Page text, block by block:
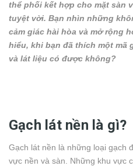
thể phối kết hợp cho mặt sàn
tuyệt vời. Bạn nhìn những
cảm giác hài hòa và mở rộng
hiểu, khi bạn đã thích một mã
và lát liệu có được không?
Gạch lát nền là gì?
Gạch lát nền là những loại gạch
vực nền và sàn. Những khu vực